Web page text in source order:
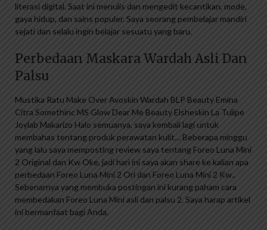
literasi digital. Saat ini menulis dan mengedit kecantikan, mode,
gaya hidup, dan sains populer. Saya seorang pembelajar mandiri
sejati dan selalu ingin belajar sesuatu yang baru.
Perbedaan Maskara Wardah Asli Dan
Palsu
Mustika Ratu Make Over Avoskin Wardah BLP Beauty Emina
Citra Somethinc MS Glow Dear Me Beauty Elsheskin La Tulipe
Joylab Makarizo Halo semuanya, saya kembali lagi untuk
membahas tentang produk perawatan kulit… Beberapa minggu
yang lalu saya memposting review saya tentang Foreo Luna Mini
2 Original dan Kw Oke, jadi hari ini saya akan share ke kalian apa
perbedaan Foreo Luna Mini 2 Ori dan Foreo Luna Mini 2 Kw..
Sebenarnya yang membuka postingan ini kurang paham cara
membedakan Foreo Luna Mini asli dan palsu 2. Saya harap artikel
ini bermanfaat bagi Anda.